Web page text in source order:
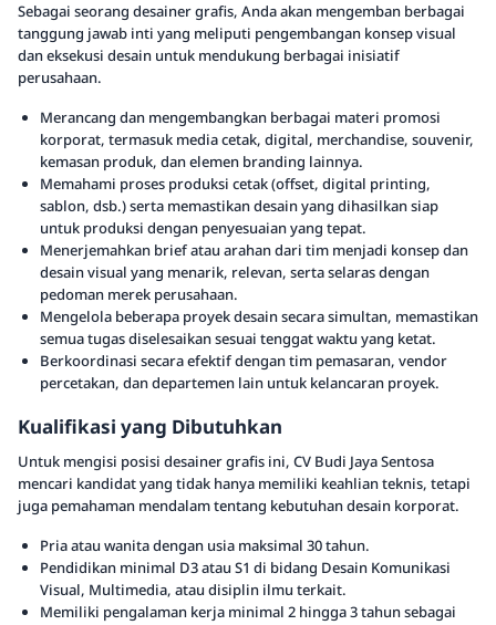
Sebagai seorang desainer grafis, Anda akan mengemban berbagai
tanggung jawab inti yang meliputi pengembangan konsep visual
dan eksekusi desain untuk mendukung berbagai inisiatif
perusahaan.
Merancang dan mengembangkan berbagai materi promosi
korporat, termasuk media cetak, digital, merchandise, souvenir,
kemasan produk, dan elemen branding lainnya.
Memahami proses produksi cetak (offset, digital printing,
sablon, dsb.) serta memastikan desain yang dihasilkan siap
untuk produksi dengan penyesuaian yang tepat.
Menerjemahkan brief atau arahan dari tim menjadi konsep dan
desain visual yang menarik, relevan, serta selaras dengan
pedoman merek perusahaan.
Mengelola beberapa proyek desain secara simultan, memastikan
semua tugas diselesaikan sesuai tenggat waktu yang ketat.
Berkoordinasi secara efektif dengan tim pemasaran, vendor
percetakan, dan departemen lain untuk kelancaran proyek.
Kualifikasi yang Dibutuhkan
Untuk mengisi posisi desainer grafis ini, CV Budi Jaya Sentosa
mencari kandidat yang tidak hanya memiliki keahlian teknis, tetapi
juga pemahaman mendalam tentang kebutuhan desain korporat.
Pria atau wanita dengan usia maksimal 30 tahun.
Pendidikan minimal D3 atau S1 di bidang Desain Komunikasi
Visual, Multimedia, atau disiplin ilmu terkait.
Memiliki pengalaman kerja minimal 2 hingga 3 tahun sebagai